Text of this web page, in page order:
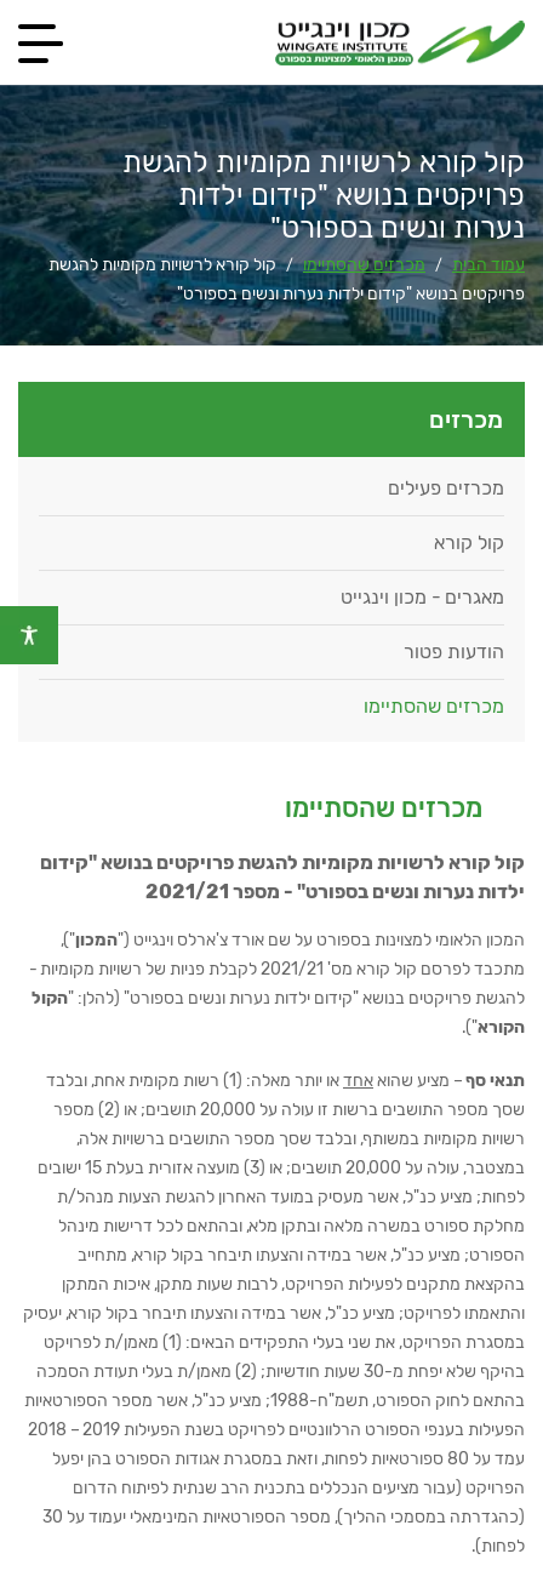
קול קורא לרשויות מקומיות להגשת
פרויקטים בנושא "קידום ילדות
נערות ונשים בספורט"
עמוד הבית / מכרזים שהסתיימו / קול קורא לרשויות מקומיות להגשת
פרויקטים בנושא "קידום ילדות נערות ונשים בספורט"
מכרזים
מכרזים פעילים
קול קורא
מאגרים - מכון וינגייט
הודעות פטור
מכרזים שהסתיימו
מכרזים שהסתיימו
קול קורא לרשויות מקומיות להגשת פרויקטים בנושא "קידום
ילדות נערות ונשים בספורט" - מספר 2021/21
המכון הלאומי למצוינות בספורט על שם אורד צ'ארלס וינגייט ("המכון"),
מתכבד לפרסם קול קורא מס' 2021/21 לקבלת פניות של רשויות מקומיות -
להגשת פרויקטים בנושא "קידום ילדות נערות ונשים בספורט" (להלן: "הקול
הקורא").
תנאי סף– מציע שהואאחד
או יותר מאלה: (1) רשות מקומית אחת, ובלבד
שסך מספר התושבים ברשות זו עולה על 20,000 תושבים; או (2) מספר
רשויות מקומיות במשותף, ובלבד שסך מספר התושבים ברשויות אלה,
במצטבר, עולה על 20,000 תושבים; או (3) מועצה אזורית בעלת 15 ישובים
לפחות; מציע כנ"ל, אשר מעסיק במועד האחרון להגשת הצעות מנהל/ת
מחלקת ספורט במשרה מלאה ובתקן מלא, ובהתאם לכל דרישות מינהל
הספורט; מציע כנ"ל, אשר במידה והצעתו תיבחר בקול קורא, מתחייב
בהקצאת מתקנים לפעילות הפרויקט, לרבות שעות מתקן, איכות המתקן
והתאמתו לפרויקט; מציע כנ"ל, אשר במידה והצעתו תיבחר בקול קורא, יעסיק
במסגרת הפרויקט, את שני בעלי התפקידים הבאים: (1) מאמן/ת לפרויקט
בהיקף שלא יפחת מ-30 שעות חודשיות; (2) מאמן/ת בעלי תעודת הסמכה
בהתאם לחוק הספורט, תשמ"ח-1988; מציע כנ"ל, אשר מספר הספורטאיות
הפעילות בענפי הספורט הרלוונטיים לפרויקט בשנת הפעילות 2019 – 2018
עמד על 80 ספורטאיות לפחות, וזאת במסגרת אגודות הספורט בהן יפעל
הפרויקט (עבור מציעים הנכללים בתכנית הרב שנתית לפיתוח הדרום
(כהגדרתה במסמכי ההליך), מספר הספורטאיות המינימאלי יעמוד על 30
לפחות).